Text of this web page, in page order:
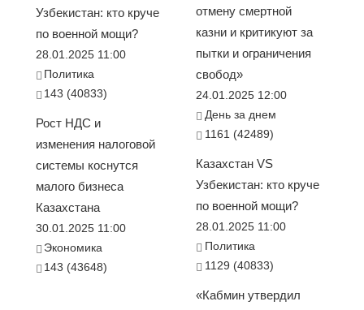
Узбекистан: кто круче
по военной мощи?
28.01.2025 11:00
Политика
143 (40833)
Рост НДС и
изменения налоговой
системы коснутся
малого бизнеса
Казахстана
30.01.2025 11:00
Экономика
143 (43648)
отмену смертной
казни и критикуют за
пытки и ограничения
свобод»
24.01.2025 12:00
День за днем
1161 (42489)
Казахстан VS
Узбекистан: кто круче
по военной мощи?
28.01.2025 11:00
Политика
1129 (40833)
«Кабмин утвердил